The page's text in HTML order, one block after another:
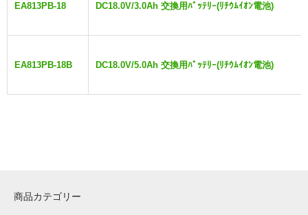
EA813PB-18 DC18.0V/3.0Ah 交換用ﾊﾞｯﾃﾘｰ(ﾘﾁｳﾑｲｵﾝ電池)
EA813PB-18B DC18.0V/5.0Ah 交換用ﾊﾞｯﾃﾘｰ(ﾘﾁｳﾑｲｵﾝ電池)
商品カテゴリー